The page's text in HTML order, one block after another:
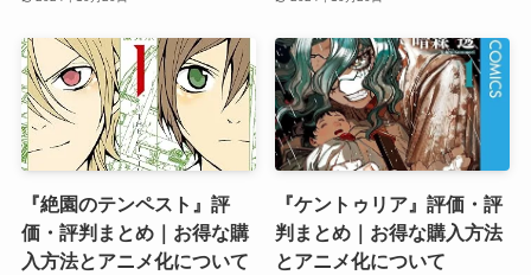
『絶園のテンペスト』評
価・評判まとめ｜お得な購
入方法とアニメ化について
『ケントゥリア』評価・評
判まとめ｜お得な購入方法
とアニメ化について